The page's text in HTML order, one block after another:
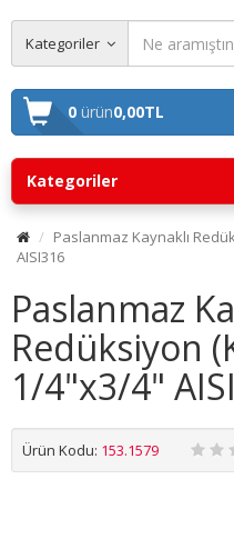
Kategoriler
0 ürün0,00TL
Kategoriler
Paslanmaz Kaynaklı
AISI316
Paslanmaz
Redüksiyon
1/4"x3/4"
Ürün Kodu: 153.1579